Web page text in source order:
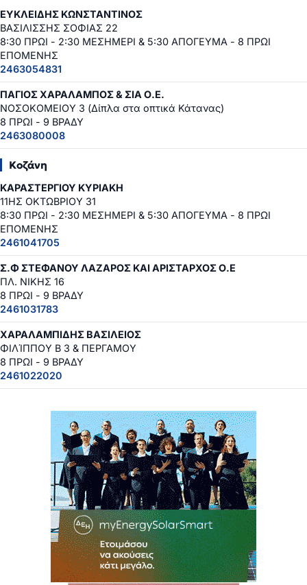
ΕΥΚΛΕΙΔΗΣ ΚΩΝΣΤΑΝΤΙΝΟΣ
ΒΑΣΙΛΙΣΣΗΣ ΣΟΦΙΑΣ 22
8:30 ΠΡΩΙ - 2:30 ΜΕΣΗΜΕΡΙ & 5:30 ΑΠΟΓΕΥΜΑ - 8 ΠΡΩΙ
ΕΠΟΜΕΝΗΣ
2463054831
ΠΑΓΙΟΣ ΧΑΡΑΛΑΜΠΟΣ & ΣΙΑ Ο.Ε.
ΝΟΣΟΚΟΜΕΙΟΥ 3 (Δίπλα στα οπτικά Κάτανας)
8 ΠΡΩΙ - 9 ΒΡΑΔΥ
2463080008
Κοζάνη
ΚΑΡΑΣΤΕΡΓΙΟΥ ΚΥΡΙΑΚΗ
11ΗΣ ΟΚΤΩΒΡΙΟΥ 31
8:30 ΠΡΩΙ - 2:30 ΜΕΣΗΜΕΡΙ & 5:30 ΑΠΟΓΕΥΜΑ - 8 ΠΡΩΙ
ΕΠΟΜΕΝΗΣ
2461041705
Σ.Φ ΣΤΕΦΑΝΟΥ ΛΑΖΑΡΟΣ ΚΑΙ ΑΡΙΣΤΑΡΧΟΣ Ο.Ε
ΠΛ. ΝΙΚΗΣ 16
8 ΠΡΩΙ - 9 ΒΡΑΔΥ
2461031783
ΧΑΡΑΛΑΜΠΙΔΗΣ ΒΑΣΙΛΕΙΟΣ
ΦΙΛΊΠΠΟΥ Β 3 & ΠΕΡΓΑΜΟΥ
8 ΠΡΩΙ - 9 ΒΡΑΔΥ
2461022020